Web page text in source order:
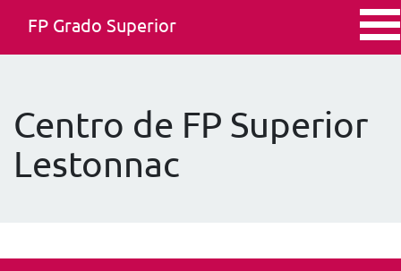
FP Grado Superior
Centro de FP Superior
Lestonnac